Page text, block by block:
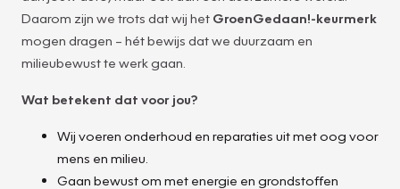
Daarom zijn we trots dat wij het GroenGedaan!-keurmerk
mogen dragen – hét bewijs dat we duurzaam en
milieubewust te werk gaan.
Wat betekent dat voor jou?
Wij voeren onderhoud en reparaties uit met oog voor
mens en milieu.
Gaan bewust om met energie en grondstoffen